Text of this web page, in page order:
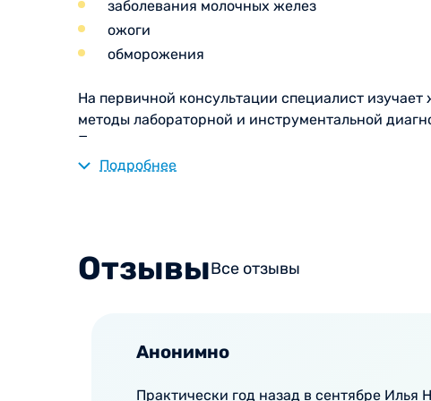
заболевания молочных желез
ожоги
обморожения
На первичной консультации специалист
методы лабораторной и инструментальной
При экстренных случаях, таких как массовые
острый холецистит, панкреонекроз, ущемление
Рентген
Подробнее
ОтзывыВсе отзывы
Анонимно
Практически год назад в сентябре Илья